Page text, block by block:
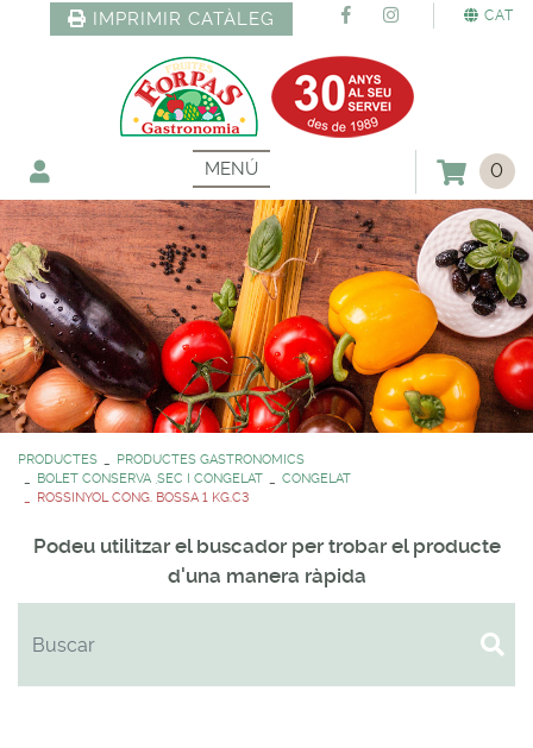
CAT
IMPRIMIR CATÀLEG
MENÚ 0
PRODUCTES
PRODUCTES GASTRONOMICS
BOLET CONSERVA ,SEC I CONGELAT
CONGELAT
ROSSINYOL CONG. BOSSA 1 KG.C3
Podeu utilitzar el buscador per trobar el producte
d'una manera ràpida